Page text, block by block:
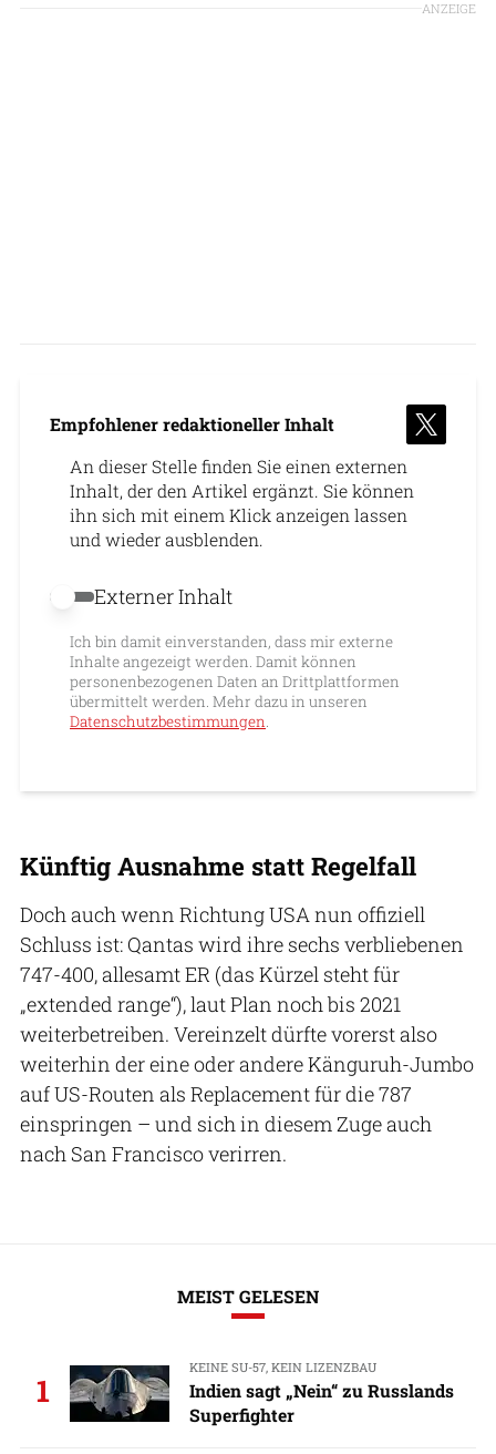
ANZEIGE
Empfohlener redaktioneller Inhalt
An dieser Stelle finden Sie einen externen
Inhalt, der den Artikel ergänzt. Sie können
ihn sich mit einem Klick anzeigen lassen
und wieder ausblenden.
Externer Inhalt erlauben
Externer Inhalt
Ich bin damit einverstanden, dass mir externe
Inhalte angezeigt werden. Damit können
personenbezogenen Daten an Drittplattformen
übermittelt werden. Mehr dazu in unseren
Datenschutzbestimmungen.
Künftig Ausnahme statt Regelfall
Doch auch wenn Richtung USA nun offiziell
Schluss ist: Qantas wird ihre sechs verbliebenen
747-400, allesamt ER (das Kürzel steht für
„extended range“), laut Plan noch bis 2021
weiterbetreiben. Vereinzelt dürfte vorerst also
weiterhin der eine oder andere Känguruh-Jumbo
auf US-Routen als Replacement für die 787
einspringen – und sich in diesem Zuge auch
nach San Francisco verirren.
MEIST GELESEN
1
KEINE SU-57, KEIN LIZENZBAU
Indien sagt „Nein“ zu Russlands
Superfighter